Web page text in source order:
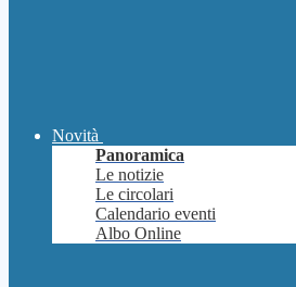
Novità
Panoramica
Le notizie
Le circolari
Calendario eventi
Albo Online